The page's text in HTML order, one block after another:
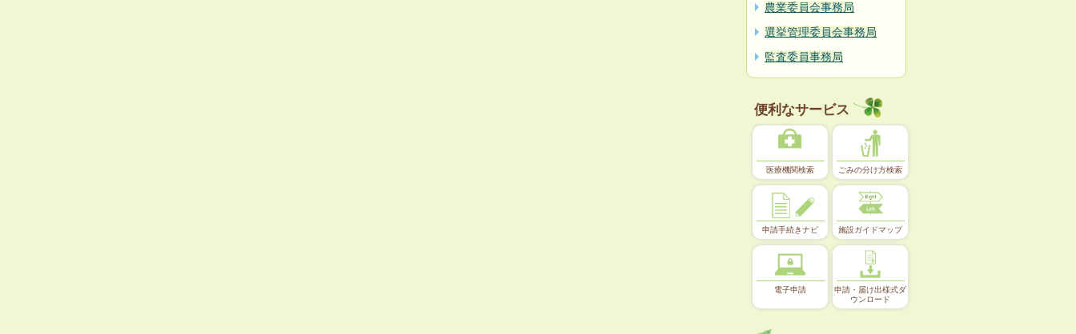
農業委員会事務局
選挙管理委員会事務局
監査委員事務局
便利なサービス
医療機関検索 ごみの分け方検索
申請手続きナビ 施設ガイドマップ
電子申請
申請・届け出様式ダ
ウンロード